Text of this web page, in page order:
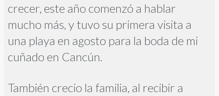
crecer, este año comenzó a hablar
mucho más, y tuvo su primera visita a
una playa en agosto para la boda de mi
cuñado en Cancún.
También crecio la familia, al recibir a